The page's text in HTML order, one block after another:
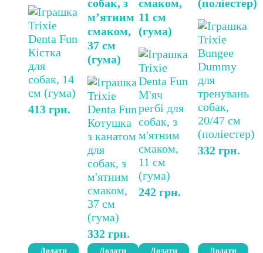
413 грн.
Додати
собак, з
м’ятним
смаком,
37 см
(гума)
332грн.
Додати
смаком,
11 см
(гума)
242 грн.
Додати
(поліестер)
332грн.
Додати